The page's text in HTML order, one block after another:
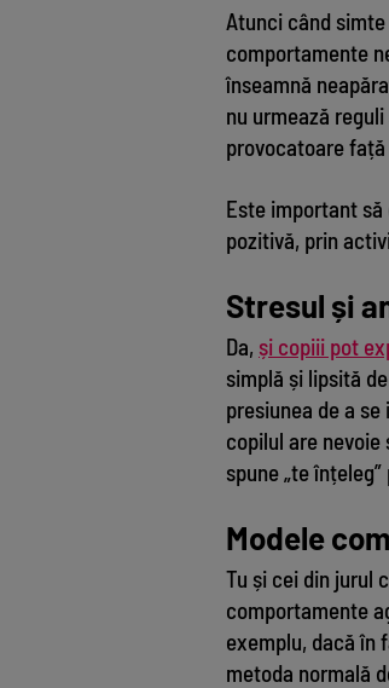
Atunci când
comportamente
înseamnă
nu urmează
provocatoare
Este important
pozitivă, prin
Stresul și
Da, și copiii pot
simplă și lipsită
presiunea de a
copilul are
spune „te
Modele
Tu și cei din jurul
comportamente
exemplu, dacă în
metoda normală